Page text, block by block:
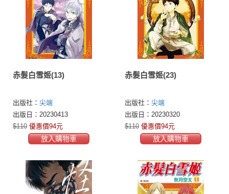
赤髮白雪姬(13)
出版社： 尖端
出版日：20230413
$110 優惠價94元
放入購物車
赤髮白雪姬(23)
出版社： 尖端
出版日：20230320
$110 優惠價94元
放入購物車